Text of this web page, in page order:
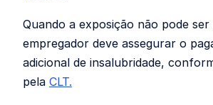
Quando a exposição não pode ser
empregador deve assegurar o
adicional de insalubridade,
pela CLT.